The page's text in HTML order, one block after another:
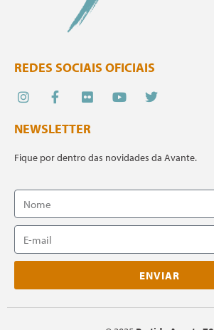
REDES SOCIAIS OFICIAIS
NEWSLETTER
Fique por dentro das novidades da Avante.
ENVIAR